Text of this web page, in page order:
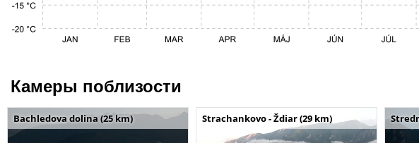
Камеры поблизости
Bachledova dolina (25 km) Strachankovo - Ždiar (29 km)